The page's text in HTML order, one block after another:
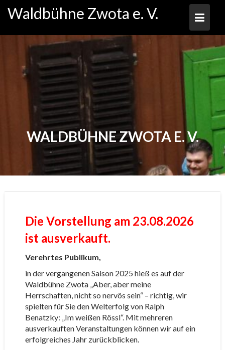
Waldbühne Zwota e. V.
WALDBÜHNE ZWOTA E. V.
Die Vorstellung am 23.08.2026
ist ausverkauft.
Verehrtes Publikum,
in der vergangenen Saison 2025 hieß es auf der
Waldbühne Zwota „Aber, aber meine
Herrschaften, nicht so nervös sein“ – richtig, wir
spielten für Sie den Welterfolg von Ralph
Benatzky: „Im weißen Rössl“. Mit mehreren
ausverkauften Veranstaltungen können wir auf ein
erfolgreiches Jahr zurückblicken.